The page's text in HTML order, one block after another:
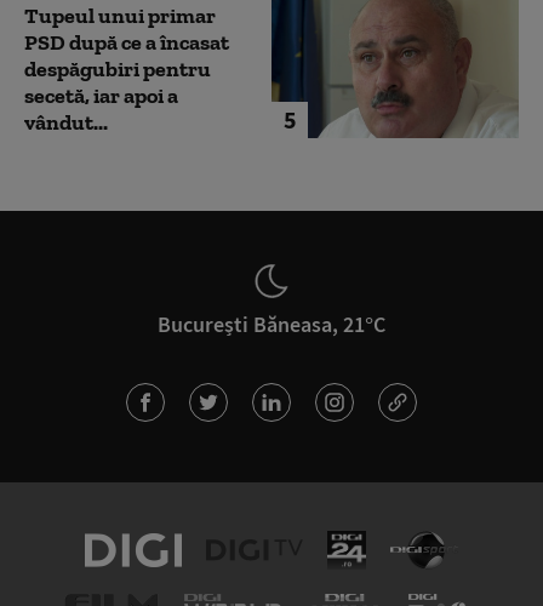
5
Tupeul unui primar
PSD după ce a încasat
despăgubiri pentru
secetă, iar apoi a
vândut...
București Băneasa, 21°C